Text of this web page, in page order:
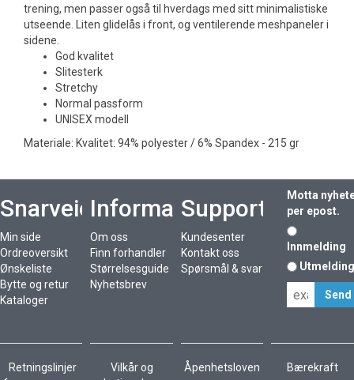
trening, men passer også til hverdags med sitt minimalistiske
utseende. Liten glidelås i front, og ventilerende meshpaneler i
sidene.
God kvalitet
Slitesterk
Stretchy
Normal passform
UNISEX modell
Materiale: Kvalitet: 94% polyester / 6% Spandex - 215 gr
Snarveier
Min side
Ordreoversikt
Ønskeliste
Bytte og retur
Kataloger
Informasjon
Om oss
Finn forhandler
Størrelsesguide
Nyhetsbrev
Support
Kundesenter
Kontakt oss
Spørsmål & svar
Motta
per epost.
Innmelding
Retningslinjer
Vilkår og
Åpenhetsloven Bærekraft